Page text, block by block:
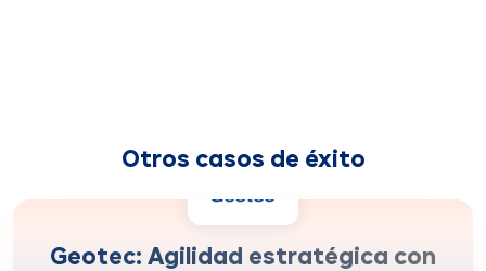
Otros casos de éxito
+300%estratégica
Geotec: Agilidad estratégica con